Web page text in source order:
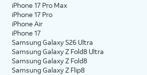
iPhone 17 Pro Max
iPhone 17 Pro
iPhone Air
iPhone 17
Samsung Galaxy S26 Ultra
Samsung Galaxy Z Fold8 Ultra
Samsung Galaxy Z Fold8
Samsung Galaxy Z Flip8